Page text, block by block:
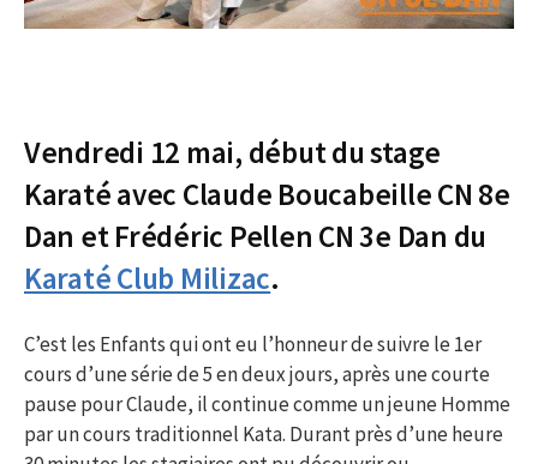
Vendredi 12 mai, début du stage
Karaté avec Claude Boucabeille CN 8e
Dan et Frédéric Pellen CN 3e Dan du
Karaté Club Milizac.
C’est les Enfants qui ont eu l’honneur de suivre le 1er
cours d’une série de 5 en deux jours, après une courte
pause pour Claude, il continue comme un jeune Homme
par un cours traditionnel Kata. Durant près d’une heure